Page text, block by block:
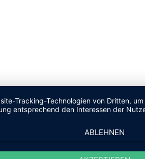
Tracking-Technologien von Dritten,
entsprechend den Interessen der
ABLEHNEN